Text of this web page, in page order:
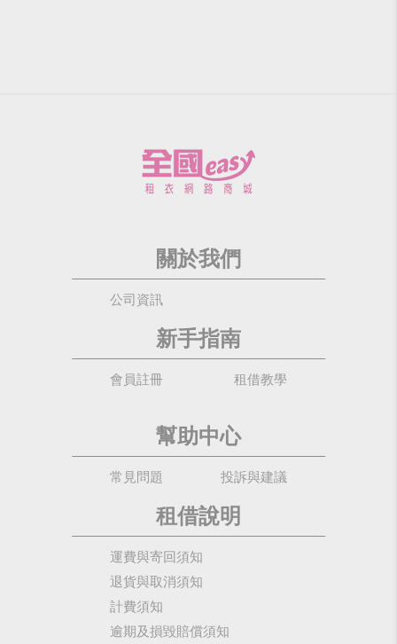
關於我們
公司資訊
新手指南
會員註冊 租借教學
幫助中心
常見問題 投訴與建議
租借說明
運費與寄回須知
退貨與取消須知
計費須知
逾期及損毀賠償須知